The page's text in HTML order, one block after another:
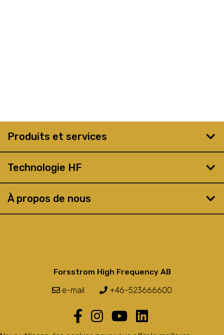
Produits et services
Technologie HF
À propos de nous
Forsstrom High Frequency AB
e-mail +46-523666600